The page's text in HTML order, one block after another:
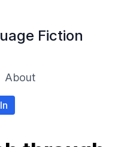
Fiction
About